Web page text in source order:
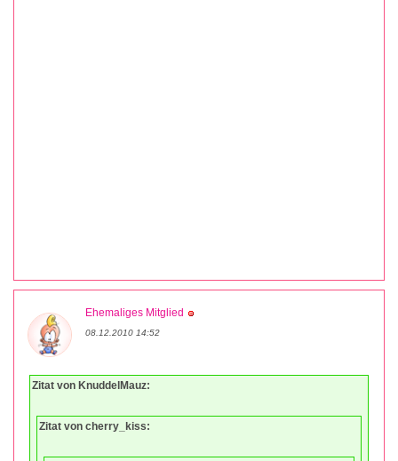
Ehemaliges Mitglied
08.12.2010 14:52
Zitat von KnuddelMauz:
Zitat von cherry_kiss: